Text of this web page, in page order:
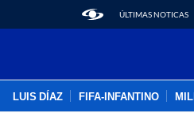
ÚLTIMAS NOTICAS
LUIS DÍAZ FIFA-INFANTINO